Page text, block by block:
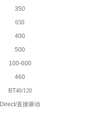
350
650
400
500
100-600
460
BT40/120
Direct/直接驱动